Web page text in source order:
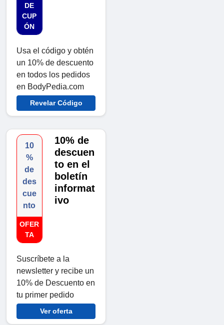
DE
CUP
ÓN
Usa el código y obtén
un 10% de descuento
en todos los pedidos
en BodyPedia.com
Revelar Código
10
%
de
des
cue
nto
OFER
TA
10% de
descuen
to en el
boletín
informat
ivo
Suscríbete a la
newsletter y recibe un
10% de Descuento en
tu primer pedido
Ver oferta